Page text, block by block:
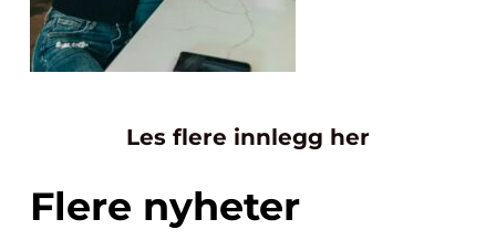
Les flere innlegg her
Flere nyheter